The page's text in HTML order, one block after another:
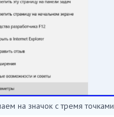
на значок с тремя точками